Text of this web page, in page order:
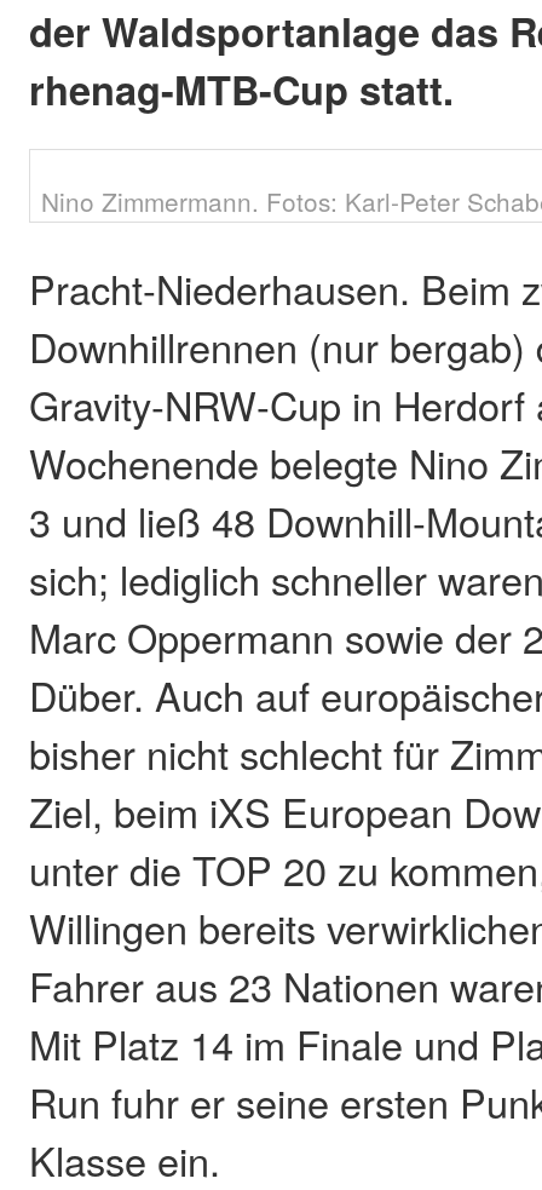
der Waldsportanlage das
rhenag-MTB-Cup statt.
Nino Zimmermann. Fotos: Karl-Peter
Pracht-Niederhausen. Beim
Downhillrennen (nur bergab)
Gravity-NRW-Cup in
Wochenende belegte Nino
3 und ließ 48 Downhill-
sich; lediglich schneller
Marc Oppermann sowie der
Düber. Auch auf
bisher nicht schlecht für
Ziel, beim iXS European
unter die TOP 20 zu
Willingen bereits
Fahrer aus 23 Nationen
Mit Platz 14 im Finale und
Run fuhr er seine ersten
Klasse ein.